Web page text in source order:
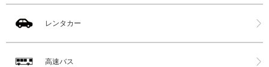
レンタカー
高速バス